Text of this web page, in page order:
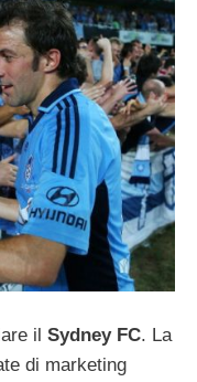
il Sydney FC. La
di marketing